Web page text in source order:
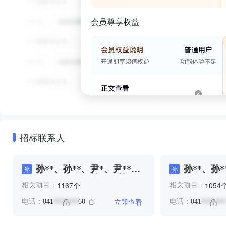
会员尊享权益
招标联系人
孙
孙**、孙**、尹*、尹**、
王*、项*
相关项目： 1167个
电话： 041 ******* 60 立即查看
孙 孙**、孙
相关项目： 1054
电话： 041 *******